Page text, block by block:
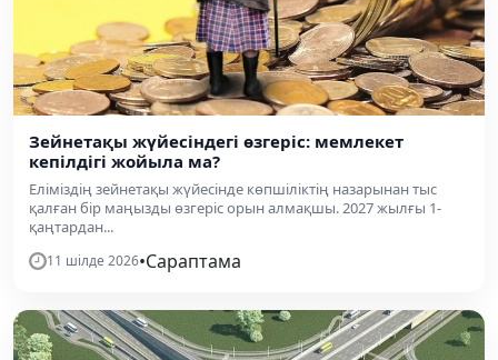
Зейнетақы жүйесіндегі өзгеріс: мемлекет
кепілдігі жойыла ма?
Еліміздің зейнетақы жүйесінде көпшіліктің назарынан тыс
қалған бір маңызды өзгеріс орын алмақшы. 2027 жылғы 1-
қаңтардан...
11 шілде 2026•Сараптама